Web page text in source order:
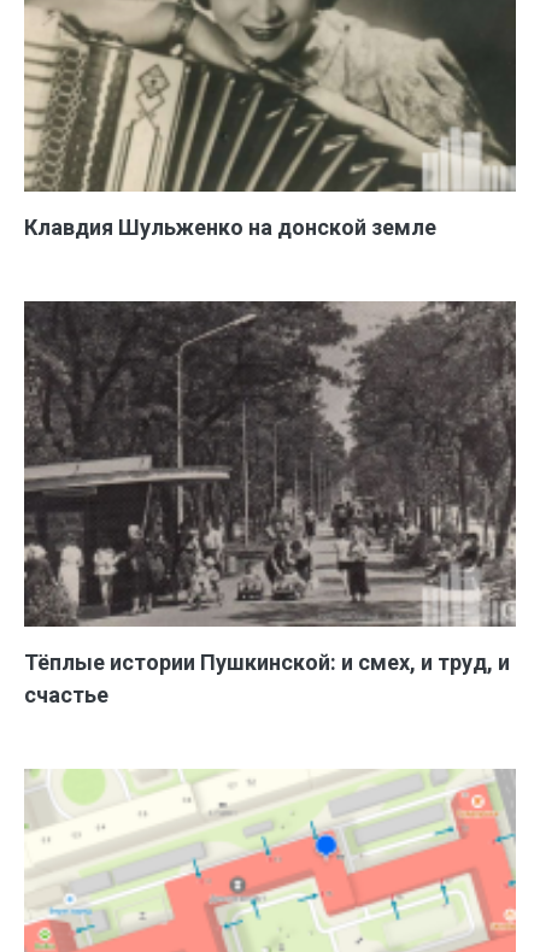
Клавдия Шульженко на донской земле
Тёплые истории Пушкинской: и смех, и труд, и
счастье